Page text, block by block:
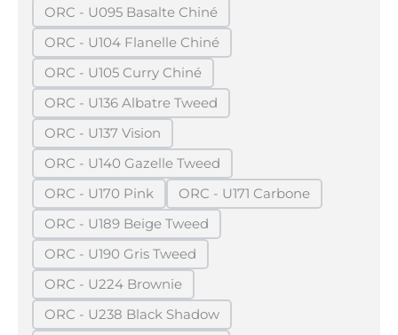
ORC - U095 Basalte Chiné
(Diese Option ist zurzeit nicht verfügbar.)
ORC - U104 Flanelle Chiné
(Diese Option ist zurzeit nicht verfügbar.)
ORC - U105 Curry Chiné
(Diese Option ist zurzeit nicht verfügbar.)
ORC - U136 Albatre Tweed
(Diese Option ist zurzeit nicht verfügbar.)
ORC - U137 Vision
(Diese Option ist zurzeit nicht verfügbar.)
ORC - U140 Gazelle Tweed
(Diese Option ist zurzeit nicht verfügbar.)
ORC - U170 Pink
(Diese Option ist zurzeit nicht verfügbar.)
ORC - U171 Carbone
(Diese Option ist zurzeit
ORC - U189 Beige Tweed
(Diese Option ist zurzeit nicht verfügbar.)
ORC - U190 Gris Tweed
(Diese Option ist zurzeit nicht verfügbar.)
ORC - U224 Brownie
(Diese Option ist zurzeit nicht verfügbar.)
ORC - U238 Black Shadow
(Diese Option ist zurzeit nicht verfügbar.)